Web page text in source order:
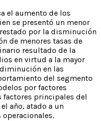
el aumento de los
se presentó un menor
por la disminución
de menores tasas de
resultado de la
en virtud a la mayor
en las
del segmento
por factores
factores principales del
año, atado a un